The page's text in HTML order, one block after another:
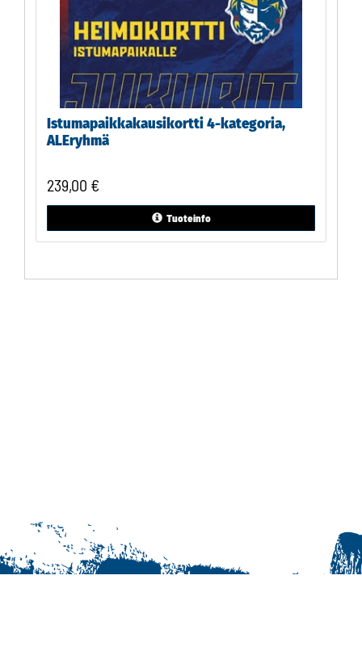
Istumapaikkakausikortti 4-kategoria,
ALEryhmä
239,00 €
Tuoteinfo